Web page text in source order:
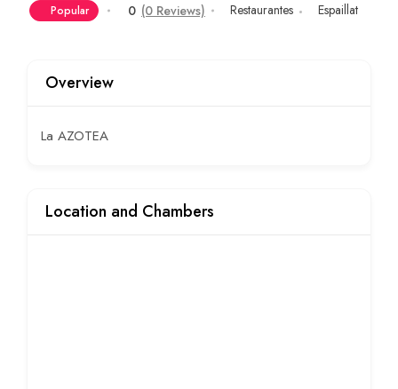
Popular 0 (0 Reviews) Restaurantes Espaillat
Overview
La AZOTEA
Location and Chambers